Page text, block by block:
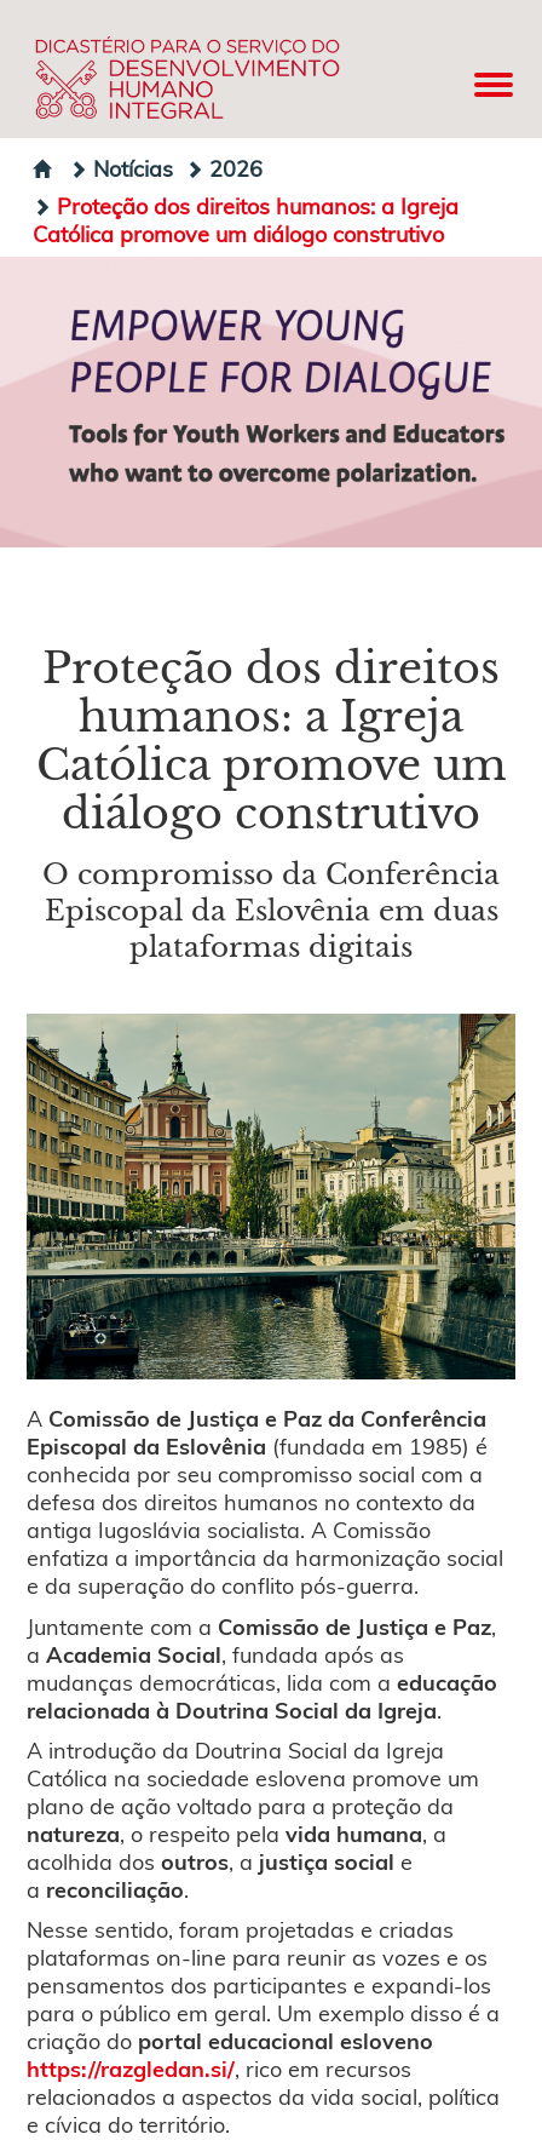
Notícias
2026
Proteção dos direitos humanos: a Igreja
Católica promove um diálogo construtivo
Proteção dos direitos
humanos: a Igreja
Católica promove um
diálogo construtivo
O compromisso da Conferência
Episcopal da Eslovênia em duas
plataformas digitais
A Comissão de Justiça e Paz da Conferência
Episcopal da Eslovênia (fundada em 1985) é
conhecida por seu compromisso social com a
defesa dos direitos humanos no contexto da
antiga Iugoslávia socialista. A Comissão
enfatiza a importância da harmonização social
e da superação do conflito pós-guerra.
Juntamente com a Comissão de Justiça e Paz,
aAcademia Social, fundada após as
mudanças democráticas, lida com aeducação
relacionada à Doutrina Social da Igreja.
A introdução da Doutrina Social da Igreja
Católica na sociedade eslovena promove um
plano de ação voltado para a proteção da
natureza, o respeito pelavida humana, a
acolhida dosoutros, a justiça social e
a reconciliação.
Nesse sentido, foram projetadas e criadas
plataformas on-line para reunir as vozes e os
pensamentos dos participantes e expandi-los
para o público em geral. Um exemplo disso é a
criação do portal educacional esloveno
https://razgledan.si/, rico em recursos
relacionados a aspectos da vida social, política
e cívica do território.